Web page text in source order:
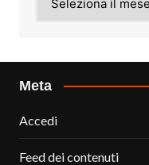
Meta
Accedi
Feed dei contenuti